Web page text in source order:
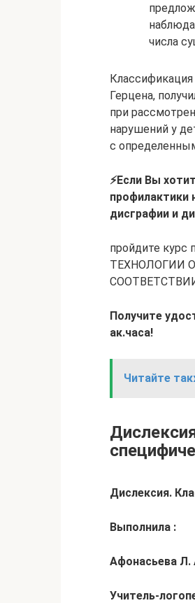
числа
Герцена,
при
нарушений у
с
⚡Если Вы
профилактики
дисграфии и
пройдите
ТЕХНОЛОГИИ
Получите
ак.часа!
Читайте
Дислексия.
Выполнила :
Афонасьева Л.
Учитель-